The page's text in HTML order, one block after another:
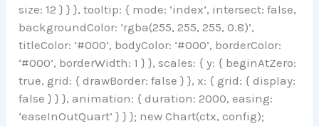
size: 12 } } }, tooltip: { mode: ‘index’, intersect: false,
backgroundColor: ‘rgba(255, 255, 255, 0.8)’,
titleColor: ‘#000’, bodyColor: ‘#000’, borderColor:
‘#000’, borderWidth: 1 } }, scales: { y: { beginAtZero:
true, grid: { drawBorder: false } }, x: { grid: { display:
false } } }, animation: { duration: 2000, easing:
‘easeInOutQuart’ } } }; new Chart(ctx, config);